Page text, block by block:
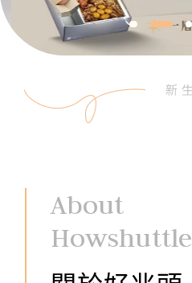
About
Howshuttle